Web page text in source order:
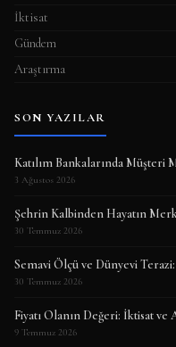
İktisat
Gündem
Araştırma
SON YAZILAR
Katılım Bankalarında Müşteri
3 Ağustos 2026
Şehrin Kalbinden Hayatın
30 Temmuz 2026
Semavi Ölçü ve Dünyevi
30 Temmuz 2026
Fiyatı Olanın Değeri: İktisat ve
9 Temmuz 2026